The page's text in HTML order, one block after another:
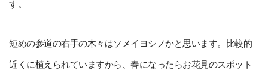
す。
短めの参道の右手の木々はソメイヨシノかと思います。比較的
近くに植えられていますから、春になったらお花見のスポット